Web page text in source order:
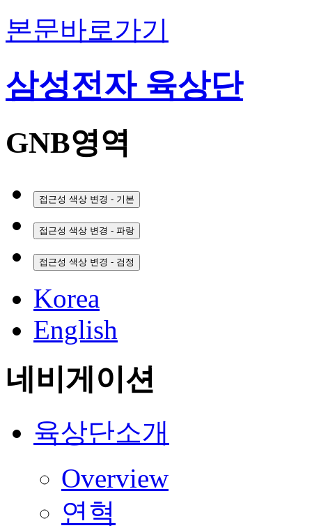
본문바로가기
삼성전자 육상단
GNB영역
접근성 색상 변경 - 기본
접근성 색상 변경 - 파랑
접근성 색상 변경 - 검정
Korea
English
네비게이션
육상단소개
Overview
연혁